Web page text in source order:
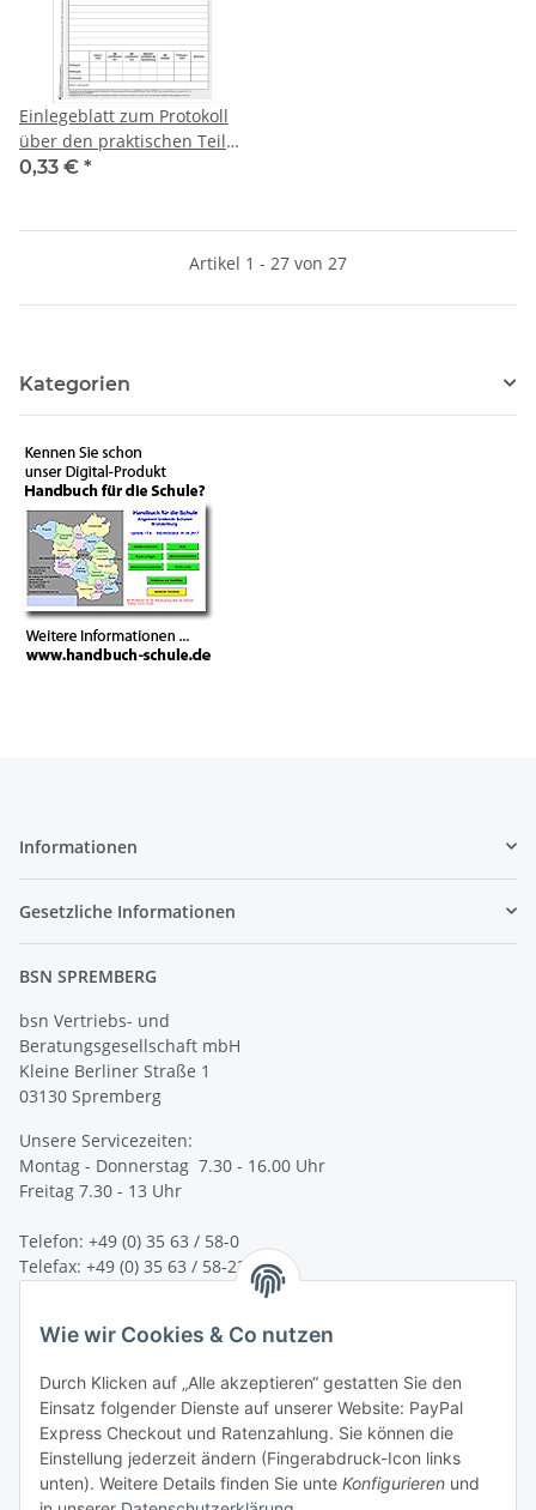
Einlegeblatt zum Protokoll
über den praktischen Teil
der schriftlichen Prüfung
0,33 € *
Artikel 1 - 27 von 27
Kategorien
Informationen
Gesetzliche Informationen
BSN SPREMBERG
bsn Vertriebs- und
Beratungsgesellschaft mbH
Kleine Berliner Straße 1
03130 Spremberg
Unsere Servicezeiten:
Montag - Donnerstag 7.30 - 16.00 Uhr
Freitag 7.30 - 13 Uhr
Telefon: +49 (0) 35 63 / 58-0
Telefax: +49 (0) 35 63 / 58-231
service@bsn-spremberg.de
Wir versenden mit:
Ihre Zahlmöglichkeiten:
Wie wir Cookies & Co nutzen
Durch Klicken auf „Alle akzeptieren“ gestatten Sie den
Einsatz folgender Dienste auf unserer Website: PayPal
Express Checkout und Ratenzahlung. Sie können die
Einstellung jederzeit ändern (Fingerabdruck-Icon links
unten). Weitere Details finden Sie unte Konfigurieren und